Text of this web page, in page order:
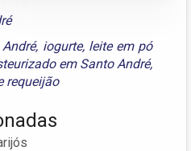
, iogurte, leite em pó
em Santo André,
requeijão